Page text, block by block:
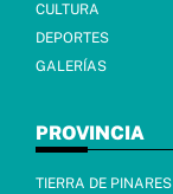
CULTURA
DEPORTES
GALERÍAS
PROVINCIA
TIERRA DE PINARES